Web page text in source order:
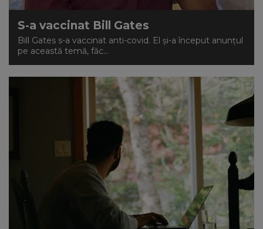
S-a vaccinat Bill Gates
Bill Gates s-a vaccinat anti-covid. El și-a început anunțul
pe această temă, făc...